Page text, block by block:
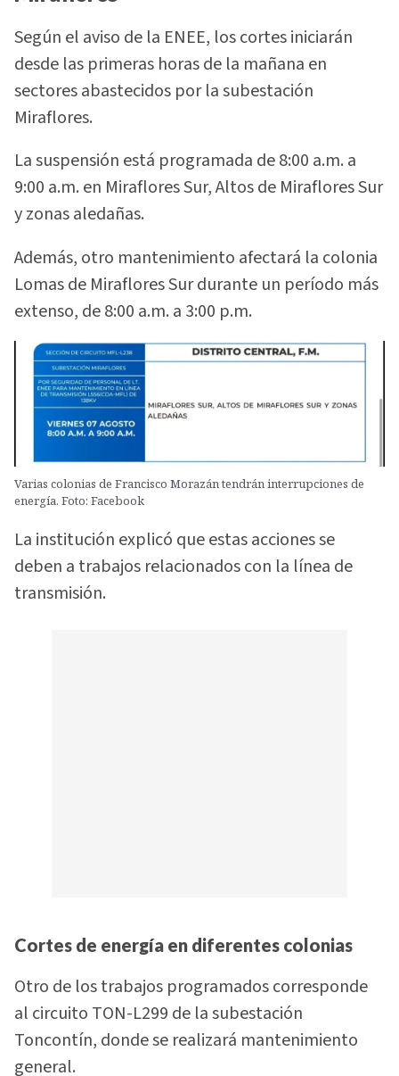
Según el aviso de la ENEE, los cortes iniciarán
desde las primeras horas de la mañana en
sectores abastecidos por la subestación
Miraflores.
La suspensión está programada de 8:00 a.m. a
9:00 a.m. en Miraflores Sur, Altos de Miraflores Sur
y zonas aledañas.
Además, otro mantenimiento afectará la colonia
Lomas de Miraflores Sur durante un período más
extenso, de 8:00 a.m. a 3:00 p.m.
Varias colonias de Francisco Morazán tendrán interrupciones de
energía. Foto: Facebook
La institución explicó que estas acciones se
deben a trabajos relacionados con la línea de
transmisión.
Cortes de energía en diferentes colonias
Otro de los trabajos programados corresponde
al circuito TON-L299 de la subestación
Toncontín, donde se realizará mantenimiento
general.